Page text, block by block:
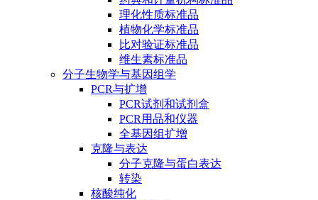
理化性质标准品
植物化学标准品
比对验证标准品
维生素标准品
分子生物学与基因组学
PCR与扩增
PCR试剂和试剂盒
PCR用品和仪器
全基因组扩增
克隆与表达
分子克隆与蛋白表达
转染
核酸纯化